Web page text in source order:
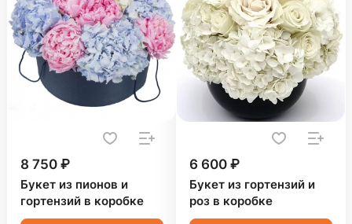
8 750 ₽
Букет из пионов и
гортензий в коробке
6 600 ₽
Букет из гортензий и
роз в коробке